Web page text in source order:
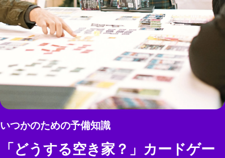
いつかのための予備知識
「どうする空き家？」カードゲー